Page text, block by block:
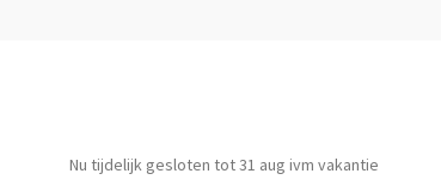
Nu tijdelijk gesloten tot 31 aug ivm vakantie